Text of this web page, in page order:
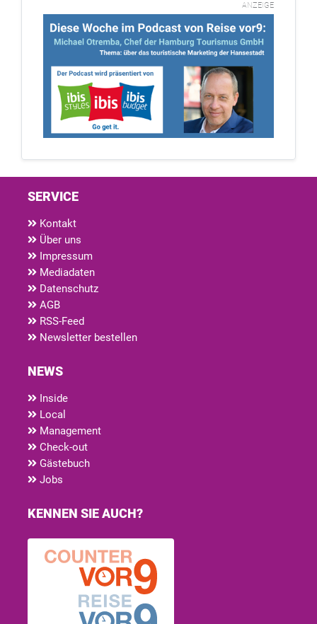
ANZEIGE
SERVICE
Kontakt
Über uns
Impressum
Mediadaten
Datenschutz
AGB
RSS-Feed
Newsletter bestellen
NEWS
Inside
Local
Management
Check-out
Gästebuch
Jobs
KENNEN SIE AUCH?